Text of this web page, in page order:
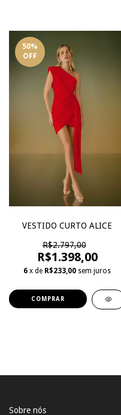
50%
OFF
VESTIDO CURTO ALICE
R$2.797,00
R$1.398,00
6 x de R$233,00 sem juros
COMPRAR
Sobre nós